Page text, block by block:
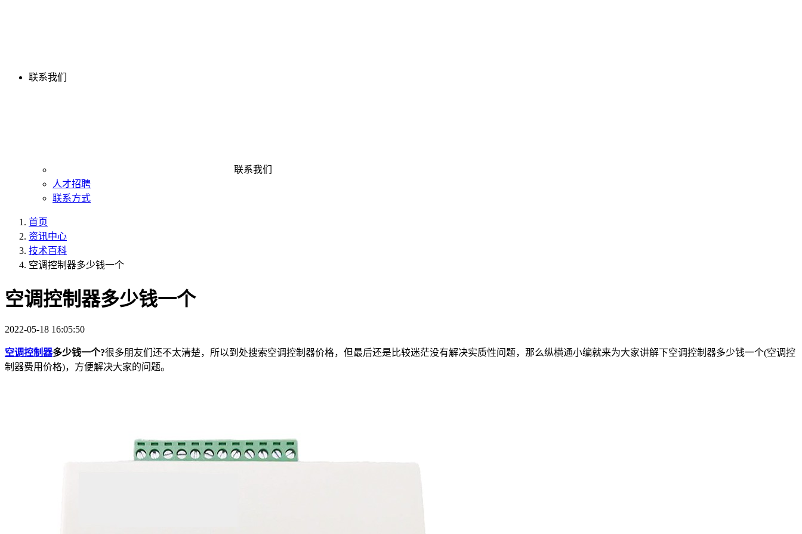
联系我们
联系我们
人才招聘
联系方式
首页
资讯中心
技术百科
空调控制器多少钱一个
空调控制器多少钱一个
2022-05-18 16:05:50
空调控制器多少钱一个?很多朋友们还不太清楚，所以到处搜索空调控制器价格，但最后还是比较迷茫没有解决实质性问题，那么纵横通小编就来为大家讲解下空调控制器多少钱一个(空调控
制器费用价格)，方便解决大家的问题。